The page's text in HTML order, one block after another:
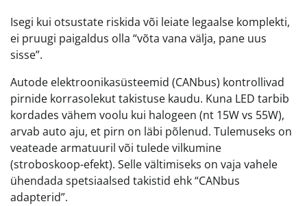
Isegi kui otsustate riskida või leiate legaalse komplekti,
ei pruugi paigaldus olla “võta vana välja, pane uus
sisse”.
Autode elektroonikasüsteemid (CANbus) kontrollivad
pirnide korrasolekut takistuse kaudu. Kuna LED tarbib
kordades vähem voolu kui halogeen (nt 15W vs 55W),
arvab auto aju, et pirn on läbi põlenud. Tulemuseks on
veateade armatuuril või tulede vilkumine
(stroboskoop-efekt). Selle vältimiseks on vaja vahele
ühendada spetsiaalsed takistid ehk “CANbus
adapterid”.